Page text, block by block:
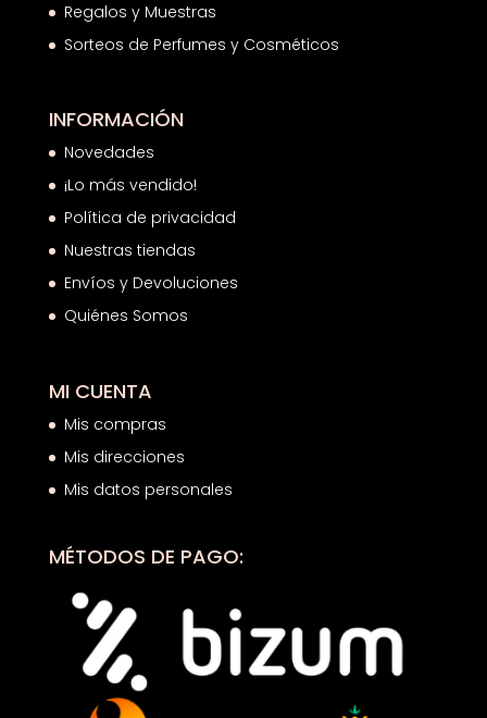
Regalos y Muestras
Sorteos de Perfumes y Cosméticos
INFORMACIÓN
Novedades
¡Lo más vendido!
Política de privacidad
Nuestras tiendas
Envíos y Devoluciones
Quiénes Somos
MI CUENTA
Mis compras
Mis direcciones
Mis datos personales
MÉTODOS DE PAGO: